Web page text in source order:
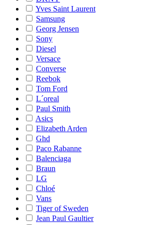
Yves Saint Laurent
Samsung
Georg Jensen
Sony
Diesel
Versace
Converse
Reebok
Tom Ford
L´oreal
Paul Smith
Asics
Elizabeth Arden
Ghd
Paco Rabanne
Balenciaga
Braun
LG
Chloé
Vans
Tiger of Sweden
Jean Paul Gaultier